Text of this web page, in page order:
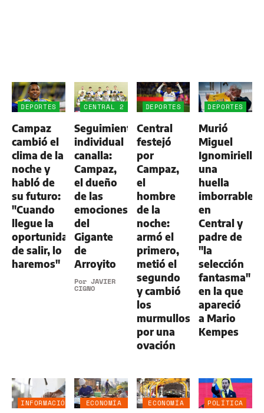
DEPORTES
Campaz
cambió el
clima de la
noche y
habló de
su futuro:
"Cuando
llegue la
oportunidad
de salir, lo
haremos"
CENTRAL 2
ALDOSIVI
1
Seguimiento
individual
canalla:
Campaz,
el dueño
de las
emociones
del
Gigante
de
Arroyito
Por JAVIER
CIGNO
DEPORTES
Central
festejó
por
Campaz,
el
hombre
de la
noche:
armó el
primero,
metió el
segundo
y cambió
los
murmullos
por una
ovación
DEPORTES
Murió
Miguel
Ignomiriello:
una
huella
imborrable
en
Central y
padre de
"la
selección
fantasma"
en la que
apareció
a Mario
Kempes
INFORMACIÓN
ECONOMÍA
ECONOMÍA
POLÍTICA